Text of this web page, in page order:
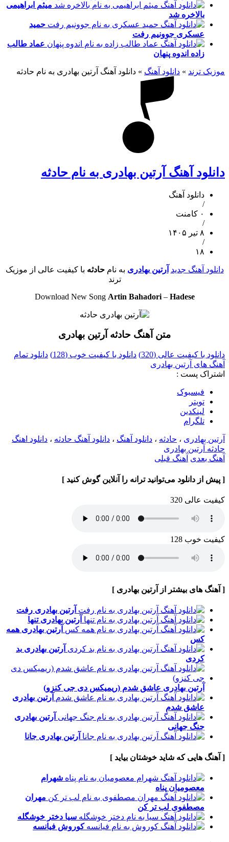
میثم ابراهیمی
بالاخره شد
حمید
عسکری جوونیم رفت
عماد طالب
زاده اندوه پنهان
موزیک ترند » دانلود آهنگ » دانلود آهنگ آرتین بهادری به نام حادثه
دانلود آهنگ آرتین بهادری به نام حادثه
دانلود آهنگ
/
۰ کامنت
/
۸ تیر ۱۴۰۵
/
۱۸
دانلود آهنگ جدید آرتین بهادری به نامحادثه با کیفیت عالی از موزیک
ترند
Download New Song Artin Bahadori– Hadese
متن آهنگ حادثه آرتین بهادری
دانلود با کیفیت عالی (320) دانلود با کیفیت خوب (128)
دانلود تمام
آهنگ های آرتین بهادری
اشتراک پست :
فيسبوک
تويتر
لینکدین
تلگرام
آرتین بهادری ، حادثه ، دانلود آهنگ ، دانلود آهنگ حادثه ، دانلود اهنگ
حادثه آرتین بهادری
آهنگ بعدی آهنگ قبلی
[ پیش از دانلود می‌توانید ترانه را آنلاین گوش کنید ]
کیفیت عالی 320
کیفیت خوب 128
[ آهنگ های بیشتر از آرتین بهادری ]
آرتین بهادری رفت
آرتین بهادریتنها
آرتین بهادری همه
کس
آرتین بهادری بد
کردی
آرتین بهادری عاشق شدم (ریمیکس دی جی کنزو)
آرتین بهادری
عاشق شدم
آرتین بهادری
جنگ جهانی
آرتین بهادری جانا
[ آهنگ هایی که شاید خوشتان بیاید ]
شهرام
معصومیان پناه
مهران
مصطفوی لب تر کن
سیا دختر خوشگله
کوروش فیانسه